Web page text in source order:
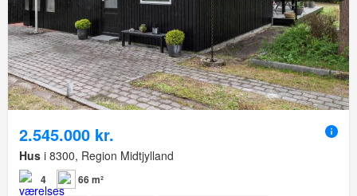
2.545.000 kr.
Hus i 8300, Region Midtjylland
4 66 m²